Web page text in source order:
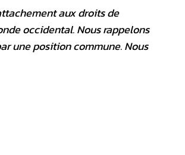
aux droits de
occidental. Nous rappelons
une position commune. Nous